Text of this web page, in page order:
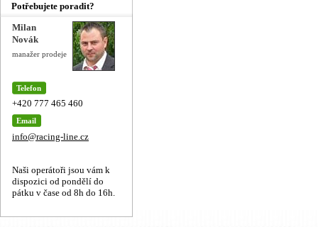
Potřebujete poradit?
Milan
Novák
manažer prodeje
Telefon
+420 777 465 460
Email
info@racing-line.cz
Naši operátoři jsou vám k
dispozici od pondělí do
pátku v čase od 8h do 16h.